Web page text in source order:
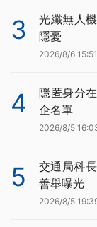
3
光纖無人
隱憂
2026/8/6 15:51
4
隱匿身分
企名單
2026/8/5
5
交通局科
善舉曝光
2026/8/5